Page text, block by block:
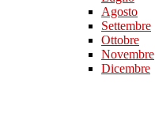
Agosto
Settembre
Ottobre
Novembre
Dicembre